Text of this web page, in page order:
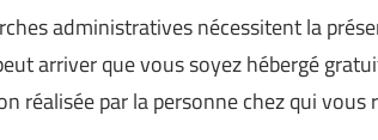
administratives nécessitent la
arriver que vous soyez hébergé
réalisée par la personne chez qui vous